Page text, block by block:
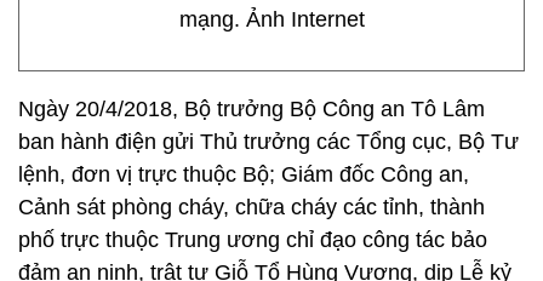
mạng. Ảnh Internet
Ngày 20/4/2018, Bộ trưởng Bộ Công an Tô Lâm
ban hành điện gửi Thủ trưởng các Tổng cục, Bộ Tư
lệnh, đơn vị trực thuộc Bộ; Giám đốc Công an,
Cảnh sát phòng cháy, chữa cháy các tỉnh, thành
phố trực thuộc Trung ương chỉ đạo công tác bảo
đảm an ninh, trật tự Giỗ Tổ Hùng Vương, dịp Lễ kỷ